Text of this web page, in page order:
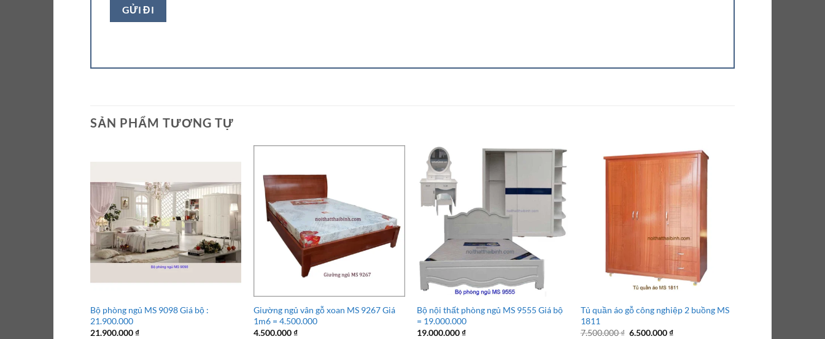
SẢN PHẨM TƯƠNG TỰ
Bộ phòng ngủ MS 9098 Giá bộ :
21.900.000
21.900.000₫
Giường ngủ vân gỗ xoan MS 9267 Giá
1m6 = 4.500.000
4.500.000₫
Bộ nội thất phòng ngủ MS 9555 Giá bộ
= 19.000.000
19.000.000₫
Tủ quần áo gỗ công nghiệp 2 buồng MS
1811
7.500.000₫ Giá
6.500.000₫Giá